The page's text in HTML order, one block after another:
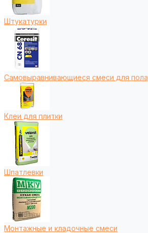
Штукатурки
Самовыравнивающиеся смеси для пола
Клеи для плитки
Шпатлевки
Монтажные и кладочные смеси